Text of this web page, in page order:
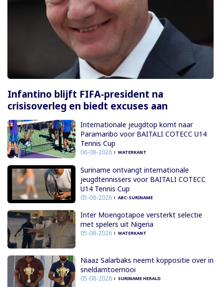
Infantino blijft FIFA-president na
crisisoverleg en biedt excuses aan
Internationale jeugdtop komt naar
Paramaribo voor BAITALI COTECC U14
Tennis Cup
06-08-2026 WATERKANT
Suriname ontvangt internationale
jeugdtennissers voor BAITALI COTECC
U14 Tennis Cup
05-08-2026 ABC-SURINAME
Inter Moengotapoe versterkt selectie
met spelers uit Nigeria
05-08-2026 WATERKANT
Niaaz Salarbaks neemt koppositie over in
sneldamtoernooi
05-08-2026 SURINAME HERALD